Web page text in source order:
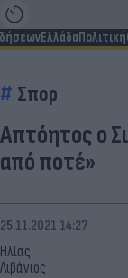
ΕλλάδαΠολιτική
Σπορ
Απτόητος ο
από ποτέ»
Ηλίας
Λιβάνιος
25.11.2021 14:27